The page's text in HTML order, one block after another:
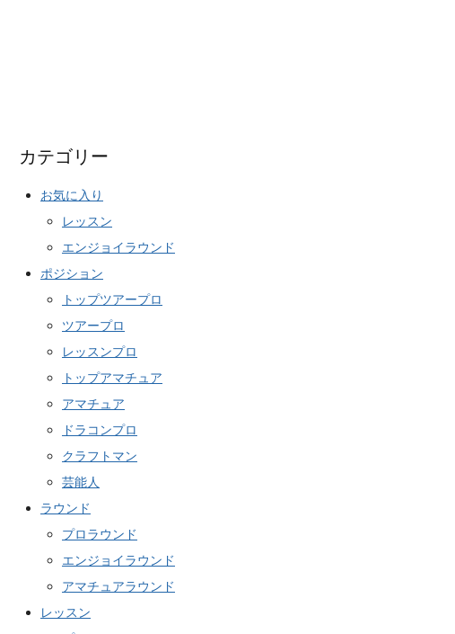
カテゴリー
お気に入り
レッスン
エンジョイラウンド
ポジション
トップツアープロ
ツアープロ
レッスンプロ
トップアマチュア
アマチュア
ドラコンプロ
クラフトマン
芸能人
ラウンド
プロラウンド
エンジョイラウンド
アマチュアラウンド
レッスン